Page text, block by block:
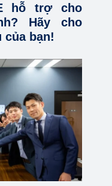
hỗ trợ cho
Hãy cho
của bạn!